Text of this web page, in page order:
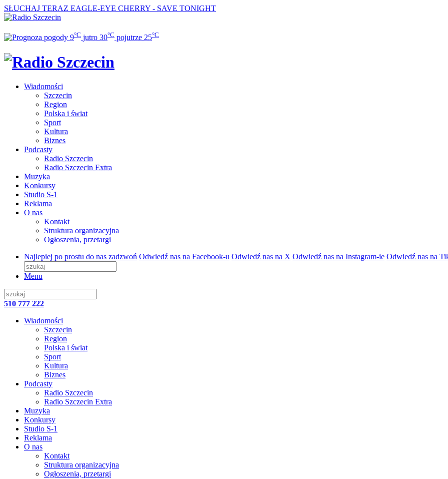
SŁUCHAJ TERAZ EAGLE-EYE CHERRY - SAVE TONIGHT
9°C jutro 30°C pojutrze 25°C
Wiadomości
Szczecin
Region
Polska i świat
Sport
Kultura
Biznes
Podcasty
Radio Szczecin
Radio Szczecin Extra
Muzyka
Konkursy
Studio S-1
Reklama
O nas
Kontakt
Struktura organizacyjna
Ogłoszenia, przetargi
Najlepiej po prostu do nas zadzwoń Odwiedź nas na Facebook-u Odwiedź nas na X Odwiedź nas na Instagram-ie Odwiedź nas na
Menu
510 777 222
Wiadomości
Szczecin
Region
Polska i świat
Sport
Kultura
Biznes
Podcasty
Radio Szczecin
Radio Szczecin Extra
Muzyka
Konkursy
Studio S-1
Reklama
O nas
Kontakt
Struktura organizacyjna
Ogłoszenia, przetargi